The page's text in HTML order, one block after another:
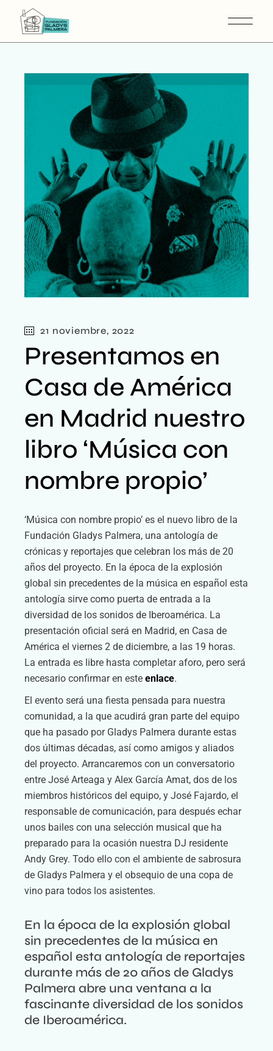
21 noviembre, 2022
Presentamos en
Casa de América
en Madrid nuestro
libro ‘Música con
nombre propio’
‘Música con nombre propio’ es el nuevo libro de la
Fundación Gladys Palmera, una antología de
crónicas y reportajes que celebran los más de 20
años del proyecto. En la época de la explosión
global sin precedentes de la música en español esta
antología sirve como puerta de entrada a la
diversidad de los sonidos de Iberoamérica. La
presentación oficial será en Madrid, en Casa de
América el viernes 2 de diciembre, a las 19 horas.
La entrada es libre hasta completar aforo, pero será
necesario confirmar en esteenlace.
El evento será una fiesta pensada para nuestra
comunidad, a la que acudirá gran parte del equipo
que ha pasado por Gladys Palmera durante estas
dos últimas décadas, así como amigos y aliados
del proyecto. Arrancaremos con un conversatorio
entre José Arteaga y Alex García Amat, dos de los
miembros históricos del equipo, y José Fajardo, el
responsable de comunicación, para después echar
unos bailes con una selección musical que ha
preparado para la ocasión nuestra DJ residente
Andy Grey. Todo ello con el ambiente de sabrosura
de Gladys Palmera y el obsequio de una copa de
vino para todos los asistentes.
En la época de la explosión global
sin precedentes de la música en
español esta antología de reportajes
durante más de 20 años de Gladys
Palmera abre una ventana a la
fascinante diversidad de los sonidos
de Iberoamérica.